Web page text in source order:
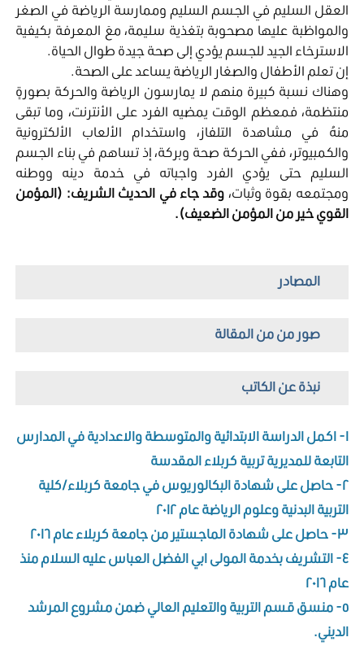
العقل السليم في الجسم السليم وممارسة الرياضة في الصغر
والمواظبة عليها مصحوبة بتغذية سليمة، معَ المعرفة بكيفية
الاسترخاء الجيد للجسم يؤدي إلى صحة جيدة طوال الحياة.
إن تعلم الأطفال والصغار الرياضة يساعد على الصحة.
وهناك نسبة كبيرة منهم لا يمارسون الرياضة والحركة بصورةٍ
منتظمة، فمعظم الوقت يمضيه الفرد على الأنترنت، وما تبقى
منهُ في مشاهدة التلفاز، واستخدام الألعاب الألكترونية
والكمبيوتر، ففي الحركة صحة وبركة، إذ تساهم في بناء الجسم
السليم حتى يؤدي الفرد واجباته في خدمة دينه ووطنه
ومجتمعه بقوة وثبات، وقد جاء في الحديث الشريف: (المؤمن
القوي خير من المؤمن الضعيف).
المصادر
صور من من المقالة
نبذة عن الكاتب
١- اكمل الدراسة الابتدائية والمتوسطة والاعدادية في المدارس
التابعة للمديرية تربية كربلاء المقدسة
٢- حاصل على شهادة البكالوريوس في جامعة كربلاء/كلية
التربية البدنية وعلوم الرياضة عام ٢٠١٢
٣- حاصل على شهادة الماجستير من جامعة كربلاء عام ٢٠١٦
٤- التشريف بخدمة المولى ابي الفضل العباس عليه السلام منذ
عام ٢٠١٦
٥- منسق قسم التربية والتعليم العالي ضمن مشروع المرشد
الديني.